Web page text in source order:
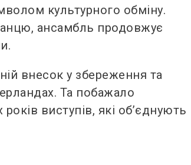
культурного обміну.
ансамбль продовжує
внесок у збереження та
Та побажало
виступів, які об’єднують